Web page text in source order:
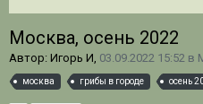
Москва, осень 2022
Автор: Игорь И, 03.09.2022 15:52 в
москва грибы в городе осень